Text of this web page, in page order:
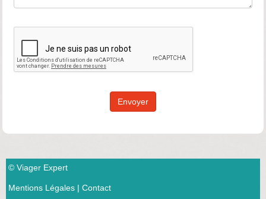
Envoyer
© Viager Expert
Mentions Légales| Contact